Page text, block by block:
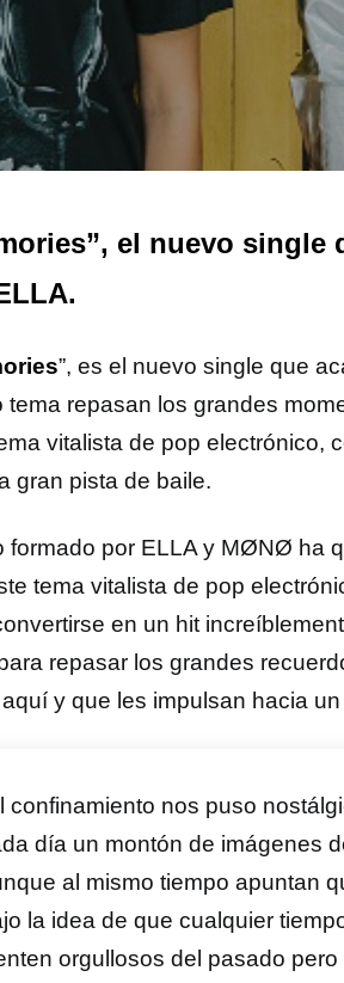
el nuevo single
”, es el nuevo single que
tema repasan los grandes
vitalista de pop electrónico,
gran pista de baile.
formado por ELLA y MØNØ ha
tema vitalista de pop
en un hit
repasar los grandes
y que les impulsan hacia
confinamiento nos puso
día un montón de imágenes
al mismo tiempo apuntan
la idea de que cualquier
orgullosos del pasado